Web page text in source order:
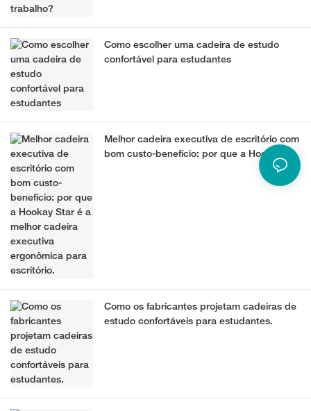
Como escolher uma cadeira de estudo
confortável para estudantes
Melhor cadeira executiva de escritório com
bom custo-benefício: por que a Hookay
Como os fabricantes projetam cadeiras de
estudo confortáveis ​​para estudantes.